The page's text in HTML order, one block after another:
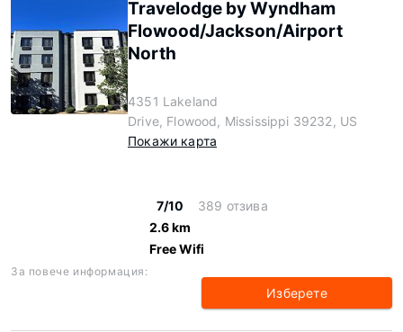
Travelodge by Wyndham
Flowood/Jackson/Airport
North
4351 Lakeland
Drive, Flowood, Mississippi 39232, US
Покажи карта
7/10
389 отзива
2.6 km
Free Wifi
За повече информация:
Изберете